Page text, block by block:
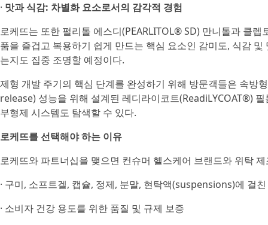
· 맛과 식감: 차별화 요소로서의 감각적 경험
로케뜨는 또한 펄리톨 에스디(PEARLITOL® SD) 만니톨과 클
품을 즐겁고 복용하기 쉽게 만드는 핵심 요소인 감미도, 식감
는지도 집중 조명할 예정이다.
제형 개발 주기의 핵심 단계를 완성하기 위해 방문객들은 속
release) 성능을 위해 설계된 레디라이코트(ReadiLYCOAT®)
부형제 시스템도 탐색할 수 있다.
로케뜨를 선택해야 하는 이유
로케뜨와 파트너십을 맺으면 컨슈머 헬스케어 브랜드와 위탁
· 구미, 소프트겔, 캡슐, 정제, 분말, 현탁액(suspensions)에 걸
· 소비자 건강 용도를 위한 품질 및 규제 보증